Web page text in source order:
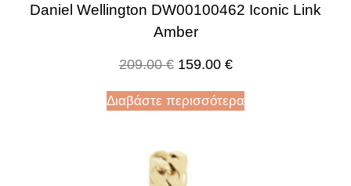
Daniel Wellington DW00100462 Iconic Link
Amber
209.00€ 159.00 €
Διαβάστε περισσότερα